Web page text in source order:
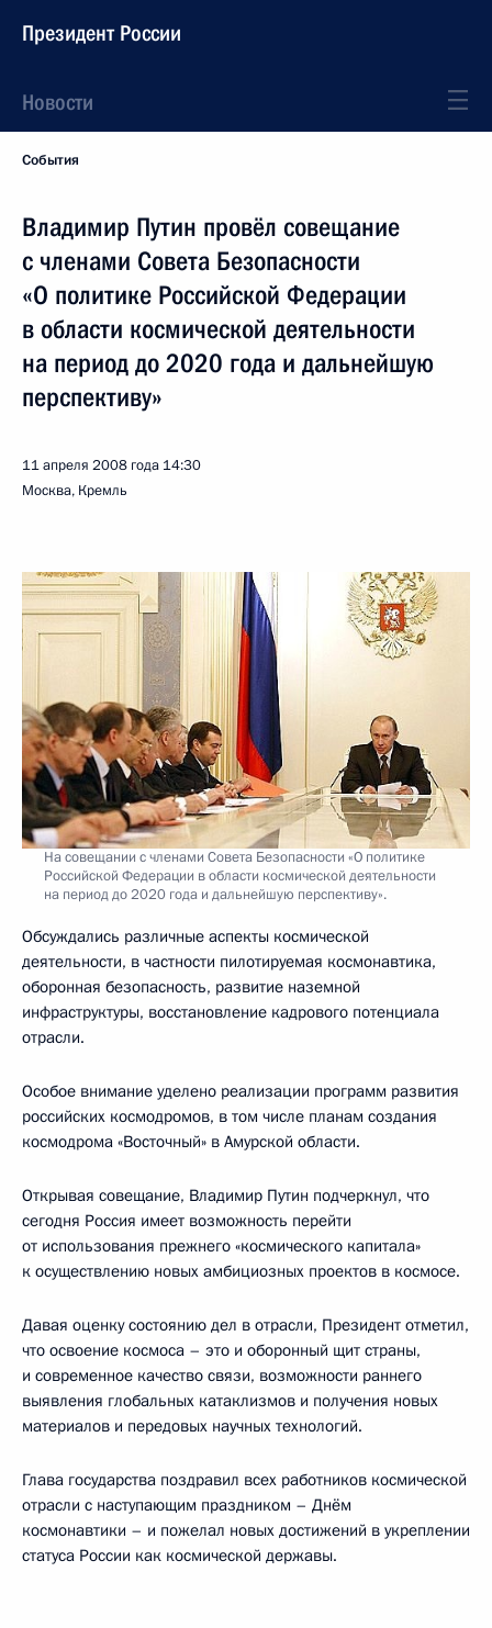
Президент России
Новости
События
Владимир Путин провёл совещание
с членами Совета Безопасности
«О политике Российской Федерации
в области космической деятельности
на период до 2020 года и дальнейшую
перспективу»
11 апреля 2008 года 14:30
Москва, Кремль
На совещании с членами Совета Безопасности «О политике
Российской Федерации в области космической деятельности
на период до 2020 года и дальнейшую перспективу».
Обсуждались различные аспекты космической
деятельности, в частности пилотируемая космонавтика,
оборонная безопасность, развитие наземной
инфраструктуры, восстановление кадрового потенциала
отрасли.
Особое внимание уделено реализации программ развития
российских космодромов, в том числе планам создания
космодрома «Восточный» в Амурской области.
Открывая совещание, Владимир Путин подчеркнул, что
сегодня Россия имеет возможность перейти
от использования прежнего «космического капитала»
к осуществлению новых амбициозных проектов в космосе.
Давая оценку состоянию дел в отрасли, Президент отметил,
что освоение космоса – это и оборонный щит страны,
и современное качество связи, возможности раннего
выявления глобальных катаклизмов и получения новых
материалов и передовых научных технологий.
Глава государства поздравил всех работников космической
отрасли с наступающим праздником – Днём
космонавтики – и пожелал новых достижений в укреплении
статуса России как космической державы.